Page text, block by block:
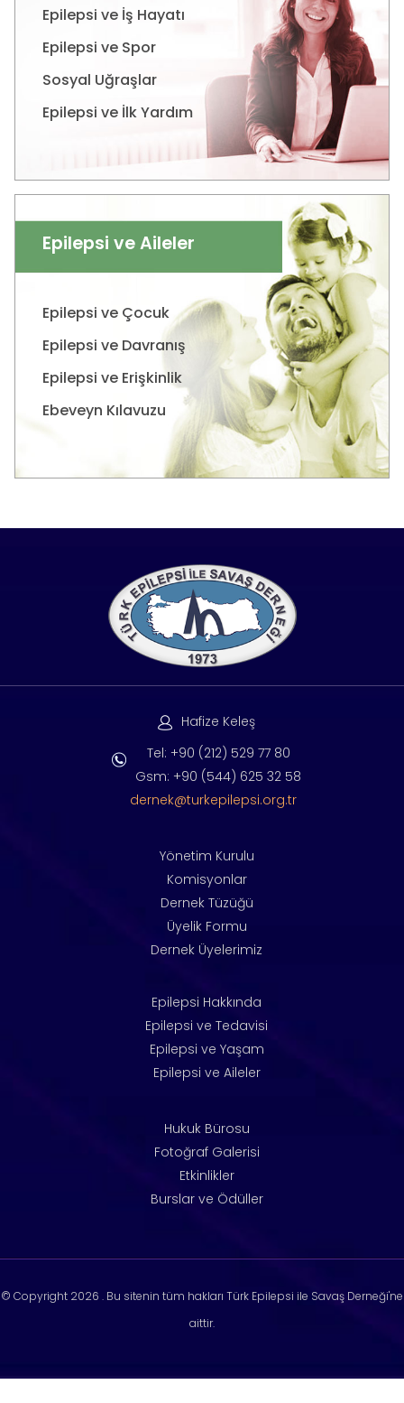
Epilepsi ve İş Hayatı
Epilepsi ve Spor
Sosyal Uğraşlar
Epilepsi ve İlk Yardım
Epilepsi ve Aileler
Epilepsi ve Çocuk
Epilepsi ve Davranış
Epilepsi ve Erişkinlik
Ebeveyn Kılavuzu
Hafize Keleş
Tel: +90 (212) 529 77 80
Gsm: +90 (544) 625 32 58
dernek@turkepilepsi.org.tr
Yönetim Kurulu
Komisyonlar
Dernek Tüzüğü
Üyelik Formu
Dernek Üyelerimiz
Epilepsi Hakkında
Epilepsi ve Tedavisi
Epilepsi ve Yaşam
Epilepsi ve Aileler
Hukuk Bürosu
Fotoğraf Galerisi
Etkinlikler
Burslar ve Ödüller
© Copyright 2026 . Bu sitenin tüm hakları Türk Epilepsi ile Savaş Derneği'ne
aittir.